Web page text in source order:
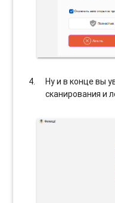
Ну и в конце вы
сканирования и